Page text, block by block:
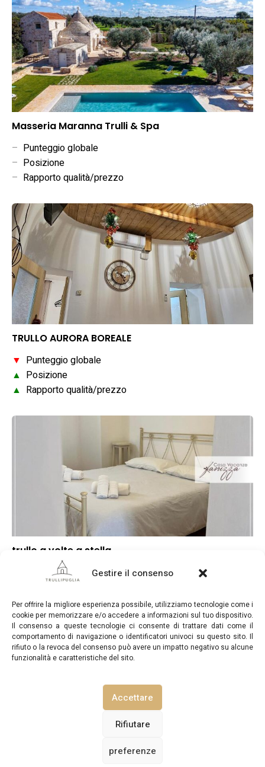
Gestire il consenso
Per offrire la migliore esperienza possibile, utilizziamo tecnologie come i
cookie per memorizzare e/o accedere a informazioni sul tuo dispositivo.
Il consenso a queste tecnologie ci consente di trattare dati come il
comportamento di navigazione o identificatori univoci su questo sito. Il
rifiuto o la revoca del consenso può avere un impatto negativo su alcune
funzionalità e caratteristiche del sito.
Accettare
Rifiutare
preferenze
Masseria Maranna Trulli & Spa
– Punteggio globale
– Posizione
– Rapporto qualità/prezzo
TRULLO AURORA BOREALE
▼ Punteggio globale
▲ Posizione
▲ Rapporto qualità/prezzo
trullo a volte a stella
Punteggio globale
▲Rapporto qualità/prezzo
TrulliPuglia.com © Copyright 2026. Tutti i diritti riservati.
INFORMATIVA SULLA PRIVACY
POLITICA SUI COOKIE (UE) CONTATTACI